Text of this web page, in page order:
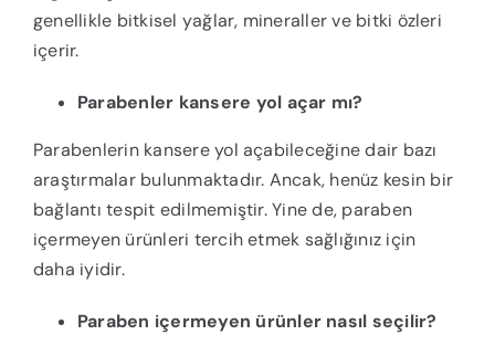
genellikle bitkisel yağlar, mineraller ve bitki özleri
içerir.
Parabenler kansere yol açar mı?
Parabenlerin kansere yol açabileceğine dair bazı
araştırmalar bulunmaktadır. Ancak, henüz kesin bir
bağlantı tespit edilmemiştir. Yine de, paraben
içermeyen ürünleri tercih etmek sağlığınız için
daha iyidir.
Paraben içermeyen ürünler nasıl seçilir?